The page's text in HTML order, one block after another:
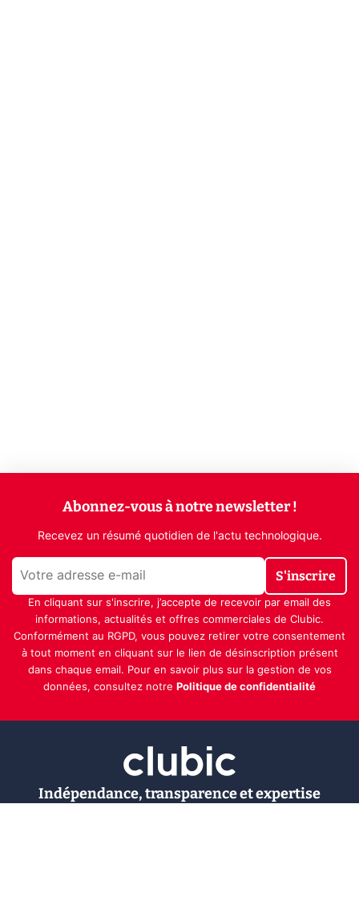
Abonnez-vous à notre newsletter !
Recevez un résumé quotidien de l'actu technologique.
S'inscrire
En cliquant sur s'inscrire, j’accepte de recevoir par email des
informations, actualités et offres commerciales de Clubic.
Conformément au RGPD, vous pouvez retirer votre consentement
à tout moment en cliquant sur le lien de désinscription présent
dans chaque email. Pour en savoir plus sur la gestion de vos
données, consultez notre Politique de confidentialité
Indépendance, transparence et expertise